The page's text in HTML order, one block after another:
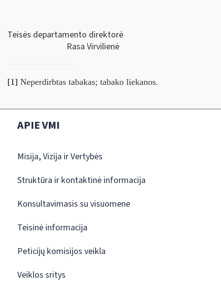
Teisės departamento direktorė
Rasa Virvilienė
[1] Neperdirbtas tabakas; tabako liekanos.
APIE VMI
Misija, Vizija ir Vertybės
Struktūra ir kontaktinė informacija
Konsultavimasis su visuomene
Teisinė informacija
Peticijų komisijos veikla
Veiklos sritys